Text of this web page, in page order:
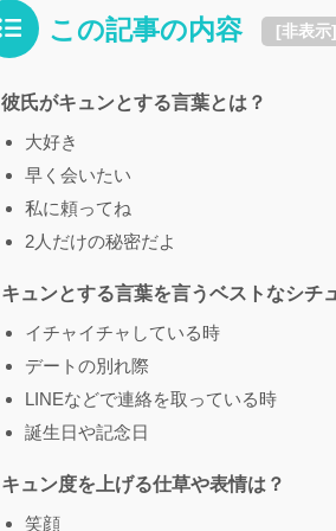
この記事の内容 [非表示]
彼氏がキュンとする言葉とは？
大好き
早く会いたい
私に頼ってね
2人だけの秘密だよ
キュンとする言葉を言うベストなシチ
イチャイチャしている時
デートの別れ際
LINEなどで連絡を取っている時
誕生日や記念日
キュン度を上げる仕草や表情は？
笑顔